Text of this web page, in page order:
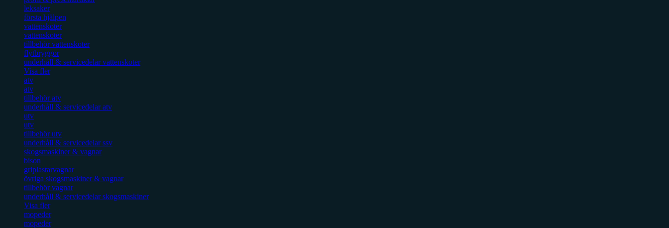
leksaker
första hjälpen
vattenskoter
vattenskoter
tillbehör vattenskoter
flytbryggor
underhåll & servicedelar vattenskoter
Visa fler
atv
atv
tillbehör atv
underhåll & servicedelar atv
utv
utv
tillbehör utv
underhåll & servicedelar ssv
skogsmaskiner & vagnar
bison
griplastarvagnar
övriga skogsmaskiner & vagnar
tillbehör vagnar
underhåll & servicedelar skogsmaskiner
Visa fler
mopeder
mopeder